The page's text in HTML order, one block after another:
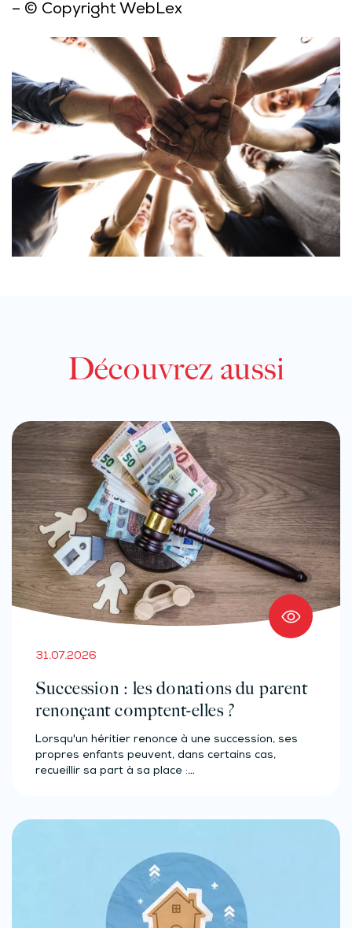
– © Copyright WebLex
Découvrez aussi
31.07.2026
Succession : les donations du parent
renonçant comptent-elles ?
Lorsqu'un héritier renonce à une succession, ses
propres enfants peuvent, dans certains cas,
recueillir sa part à sa place :…